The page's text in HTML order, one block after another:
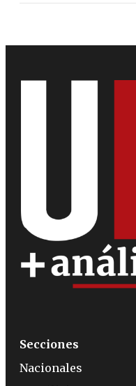
Secciones
Nacionales